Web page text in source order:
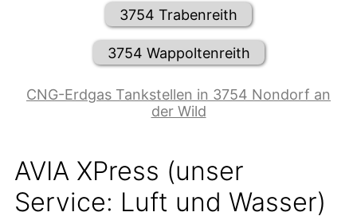
3754 Trabenreith
3754 Wappoltenreith
CNG-Erdgas Tankstellen in 3754 Nondorf an
der Wild
AVIA XPress (unser
Service: Luft und Wasser)